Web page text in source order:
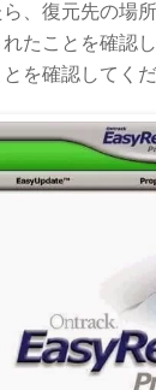
、復元先の場
たことを確認
を確認してくだ